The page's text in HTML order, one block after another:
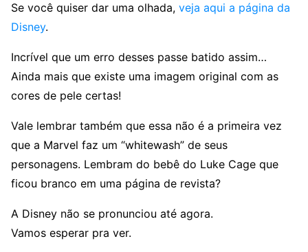
Se você quiser dar uma olhada, veja aqui a página da
Disney.
Incrível que um erro desses passe batido assim…
Ainda mais que existe uma imagem original com as
cores de pele certas!
Vale lembrar também que essa não é a primeira vez
que a Marvel faz um “whitewash” de seus
personagens. Lembram do bebê do Luke Cage que
ficou branco em uma página de revista?
A Disney não se pronunciou até agora.
Vamos esperar pra ver.